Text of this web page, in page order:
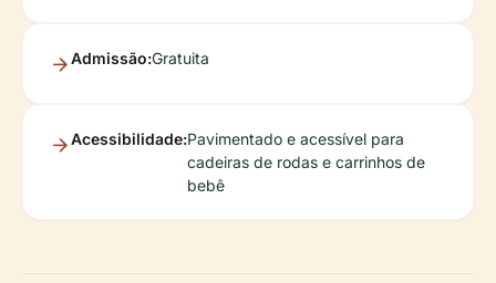
Admissão:Gratuita
Acessibilidade:Pavimentado e acessível para
cadeiras de rodas e carrinhos de
bebê